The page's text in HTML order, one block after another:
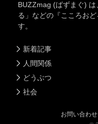
BUZZmag (ばずまぐ)
る」などの『こころお
す。
新着記事
人間関係
どうぶつ
社会
お問い合わせ